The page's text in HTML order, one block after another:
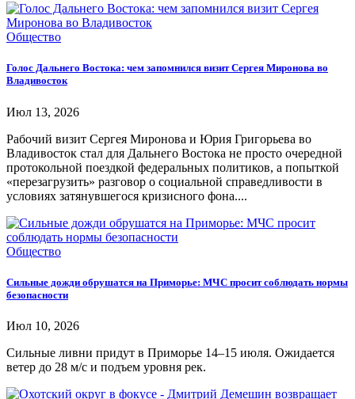
Общество
Голос Дальнего Востока: чем запомнился визит Сергея Миронова во
Владивосток
Июл 13, 2026
Рабочий визит Сергея Миронова и Юрия Григорьева во
Владивосток стал для Дальнего Востока не просто очередной
протокольной поездкой федеральных политиков, а попыткой
«перезагрузить» разговор о социальной справедливости в
условиях затянувшегося кризисного фона....
Общество
Сильные дожди обрушатся на Приморье: МЧС просит соблюдать нормы
безопасности
Июл 10, 2026
Сильные ливни придут в Приморье 14–15 июля. Ожидается
ветер до 28 м/с и подъем уровня рек.